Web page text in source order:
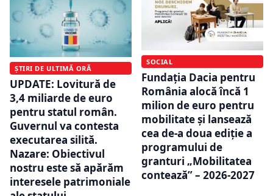
ȘTIRI DE ULTIMĂ ORĂ
UPDATE: Lovitură de
3,4 miliarde de euro
pentru statul român.
Guvernul va contesta
executarea silită.
Nazare: Obiectivul
nostru este să apărăm
interesele patrimoniale
SOCIAL
Fundația Dacia pentru
România alocă încă 1
milion de euro pentru
mobilitate și lansează
cea de-a doua ediție a
programului de
granturi „Mobilitatea
contează” – 2026-2027